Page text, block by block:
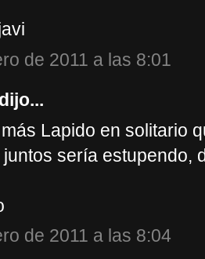
de 2011 a las 8:01
dijo...
Lapido en solitario
sería estupendo,
de 2011 a las 8:04